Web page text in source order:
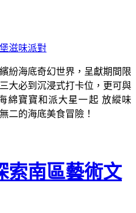
紛海底奇幻世界，呈獻期間限
大必到沉浸式打卡位，更可與
綿寶寶和派大星一起 放縱味
二的海底美食冒險！
索南區藝術文